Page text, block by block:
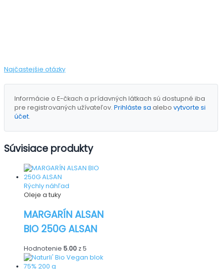
Najčastejšie otázky
Informácie o E-čkach a prídavných látkach sú dostupné iba
pre registrovaných užívateľov. Prihláste sa alebo vytvorte si
účet.
Súvisiace produkty
Rýchly náhľad
Oleje a tuky
MARGARÍN ALSAN
BIO 250G ALSAN
Hodnotenie 5.00 z 5